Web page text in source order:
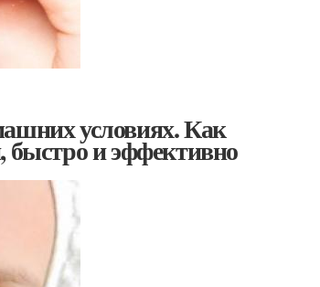
условиях. Как
быстро и эффективно